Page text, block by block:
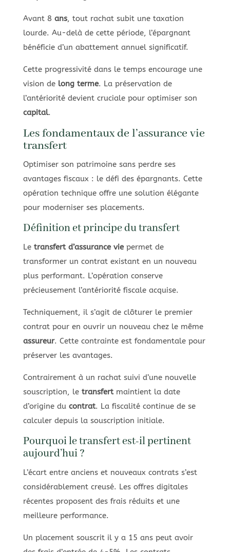
Avant 8 ans, tout rachat subit une taxation
lourde. Au-delà de cette période, l’épargnant
bénéficie d’un abattement annuel significatif.
Cette progressivité dans le temps encourage une
vision de long terme. La préservation de
l’antériorité devient cruciale pour optimiser son
capital.
Les fondamentaux de l’assurance vie
transfert
Optimiser son patrimoine sans perdre ses
avantages fiscaux : le défi des épargnants. Cette
opération technique offre une solution élégante
pour moderniser ses placements.
Définition et principe du transfert
Le transfert d’assurance viepermet de
transformer un contrat existant en un nouveau
plus performant. L’opération conserve
précieusement l’antériorité fiscale acquise.
Techniquement, il s’agit de clôturer le premier
contrat pour en ouvrir un nouveau chez le même
assureur. Cette contrainte est fondamentale pour
préserver les avantages.
Contrairement à un rachat suivi d’une nouvelle
souscription, le transfertmaintient la date
d’origine du contrat. La fiscalité continue de se
calculer depuis la souscription initiale.
Pourquoi le transfert est-il pertinent
aujourd’hui ?
L’écart entre anciens et nouveaux contrats s’est
considérablement creusé. Les offres digitales
récentes proposent des frais réduits et une
meilleure performance.
Un placement souscrit il y a 15 ans peut avoir